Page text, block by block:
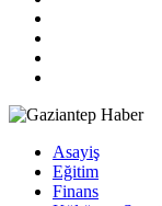
Asayiş
Eğitim
Finans